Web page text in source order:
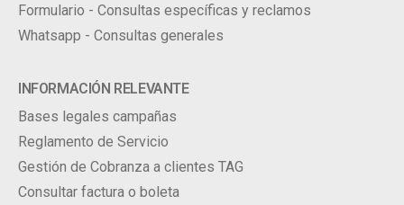
Formulario - Consultas específicas y reclamos
Whatsapp - Consultas generales
INFORMACIÓN RELEVANTE
Bases legales campañas
Reglamento de Servicio
Gestión de Cobranza a clientes TAG
Consultar factura o boleta